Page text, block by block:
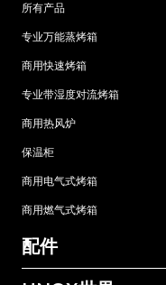
所有产品
专业万能蒸烤箱
商用快速烤箱
专业带湿度对流烤箱
商用热风炉
保温柜
商用电气式烤箱
商用燃气式烤箱
配件